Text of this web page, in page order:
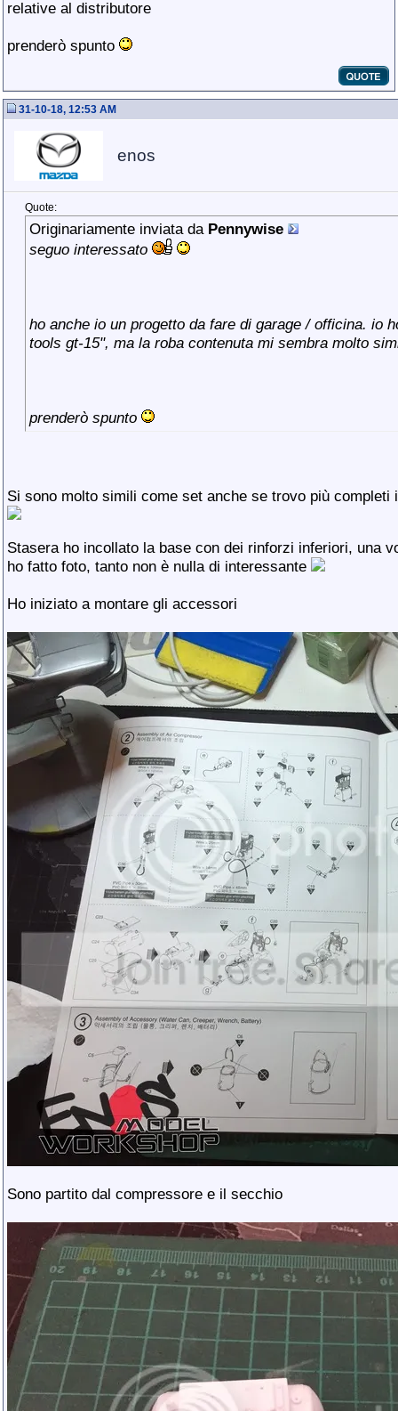
relative al distributore
prenderò spunto
31-10-18, 12:53 AM
enos
Quote:
Originariamente inviata da Pennywise
seguo interessato
ho anche io un progetto da fare di garage / officina. io
tools gt-15", ma la roba contenuta mi sembra molto
prenderò spunto
Si sono molto simili come set anche se trovo più
Stasera ho incollato la base con dei rinforzi inferiori, una
ho fatto foto, tanto non è nulla di interessante
Ho iniziato a montare gli accessori
Sono partito dal compressore e il secchio